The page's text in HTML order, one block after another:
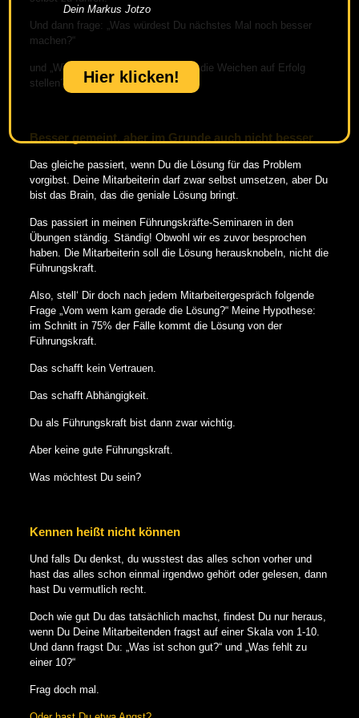
Und dann frage: „Was würdest Du nächstes Mal noch besser
machen?“
und „Wie würdest Du von vornherein die Weichen auf Erfolg
stellen?“
Besser gemeint, aber im Grunde auch nicht besser
Das gleiche passiert, wenn Du die Lösung für das Problem
vorgibst. Deine Mitarbeiterin darf zwar selbst umsetzen, aber Du
bist das Brain, das die geniale Lösung bringt.
Das passiert in meinen Führungskräfte-Seminaren in den
Übungen ständig. Ständig! Obwohl wir es zuvor besprochen
haben. Die Mitarbeiterin soll die Lösung herausknobeln, nicht die
Führungskraft.
Also, stell‘ Dir doch nach jedem Mitarbeitergespräch folgende
Frage „Vom wem kam gerade die Lösung?“ Meine Hypothese:
im Schnitt in 75% der Fälle kommt die Lösung von der
Führungskraft.
Das schafft kein Vertrauen.
Das schafft Abhängigkeit.
Du als Führungskraft bist dann zwar wichtig.
Aber keine gute Führungskraft.
Was möchtest Du sein?
Kennen heißt nicht können
Und falls Du denkst, du wusstest das alles schon vorher und
hast das alles schon einmal irgendwo gehört oder gelesen, dann
hast Du vermutlich recht.
Doch wie gut Du das tatsächlich machst, findest Du nur heraus,
wenn Du Deine Mitarbeitenden fragst auf einer Skala von 1-10.
Und dann fragst Du: „Was ist schon gut?“ und „Was fehlt zu
einer 10?“
Frag doch mal.
Dein Markus Jotzo
Hier klicken!